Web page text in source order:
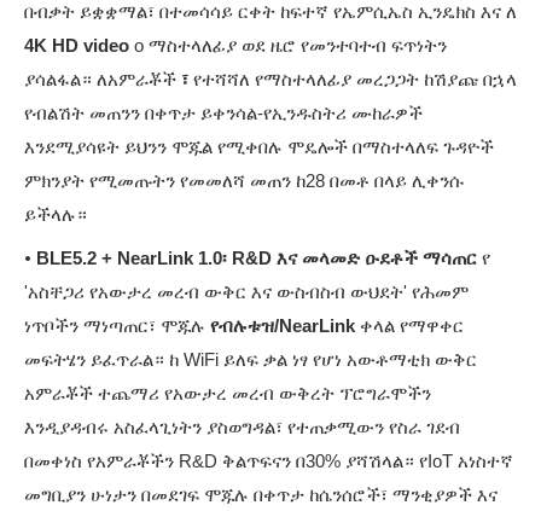
በብቃት ይቋቋማል፣ በተመሳሳይ ርቀት ከፍተኛ የኤምሲኤስ ኢንዴክስ እና ለ
4K HD video o ማስተላለፊያ ወደ ዜሮ የመንተባተብ ፍጥነትን
ያሳልፋል። ለአምራቾች ፣ የተሻሻለ የማስተላለፊያ መረጋጋት ከሽያጩ በኋላ
የብልሽት መጠንን በቀጥታ ይቀንሳል-የኢንዱስትሪ ሙከራዎች
እንደሚያሳዩት ይህንን ሞጁል የሚቀበሉ ሞዴሎች በማስተላለፍ ጉዳዮች
ምክንያት የሚመጡትን የመመለሻ መጠን ከ28 በመቶ በላይ ሊቀንሱ
ይችላሉ።
• BLE5.2 + NearLink 1.0፡ R&D እና መላመድ ዑደቶች ማሳጠር የ
'አስቸጋሪ የአውታረ መረብ ውቅር እና ውስብስብ ውህደት' የሕመም
ነጥቦችን ማነጣጠር፣ ሞጁሉ የብሉቱዝ/NearLink ቀላል የማዋቀር
መፍትሄን ይፈጥራል። ከ WiFi ይለፍ ቃል ነፃ የሆነ አውቶማቲክ ውቅር
አምራቾች ተጨማሪ የአውታረ መረብ ውቅረት ፕሮግራሞችን
እንዲያዳብሩ አስፈላጊነትን ያስወግዳል፣ የተጠቃሚውን የስራ ገደብ
በመቀነስ የአምራቾችን R&D ቅልጥፍናን በ30% ያሻሽላል። የIoT አነስተኛ
መግቢያን ሁነታን በመደገፍ ሞጁሉ በቀጥታ ከሴንሰሮች፣ ማንቂያዎች እና